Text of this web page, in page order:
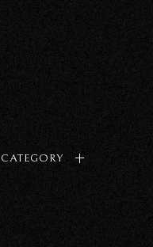
CATEGORY